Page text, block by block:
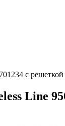
с решеткой
Line